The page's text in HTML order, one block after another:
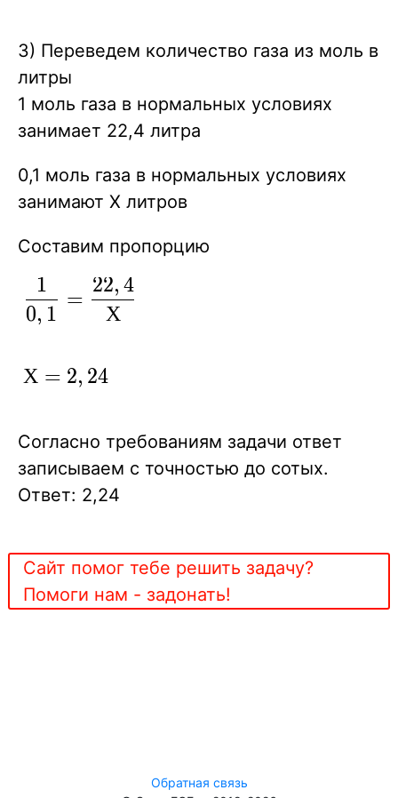
3) Переведем количество газа из моль в
литры
1 моль газа в нормальных условиях
занимает 22,4 литра
0,1 моль газа в нормальных условиях
занимают X литров
Составим пропорцию
\displaystyle
{ \frac {1 } {
{22,4} { Х }
0, 1
1
=
Х
22, 4
Х=2,24
Х = 2, 24
Согласно требованиям задачи ответ
записываем с точностью до сотых.
Ответ: 2,24
Сайт помог тебе решить задачу?
Помоги нам - задонать!
Обратная связь